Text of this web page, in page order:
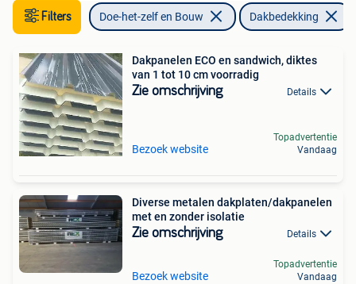
Filters Doe-het-zelf en Bouw Dakbedekking
Dakpanelen ECO en sandwich, diktes
van 1 tot 10 cm voorradig
Zie omschrijving Details
Bezoek website
Topadvertentie
Vandaag
Diverse metalen dakplaten/dakpanelen
met en zonder isolatie
Zie omschrijving Details
Bezoek website
Topadvertentie
Vandaag